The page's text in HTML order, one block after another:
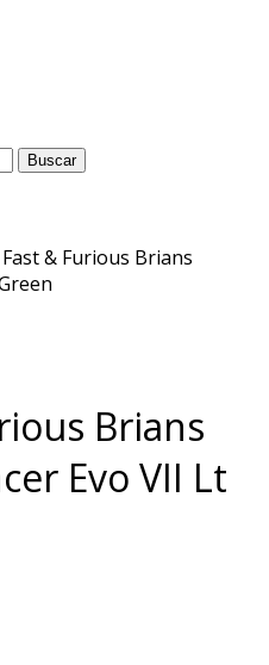
Buscar
& Furious Brians
Brians
Evo VII Lt